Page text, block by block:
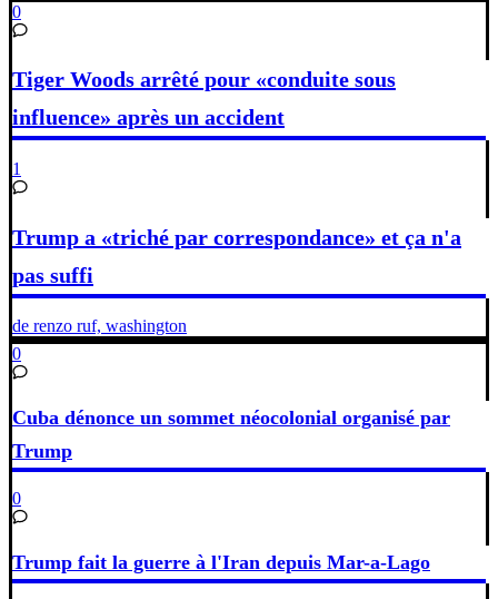
0
Tiger Woods arrêté pour «conduite sous
influence» après un accident
1
Trump a «triché par correspondance» et ça n'a
pas suffi
de renzo ruf, washington
0
Cuba dénonce un sommet néocolonial organisé par
Trump
0
Trump fait la guerre à l'Iran depuis Mar-a-Lago